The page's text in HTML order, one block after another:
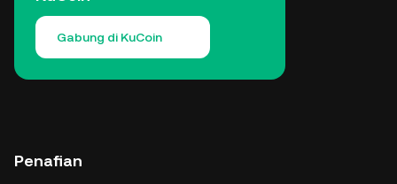
Gabung di KuCoin
Penafian